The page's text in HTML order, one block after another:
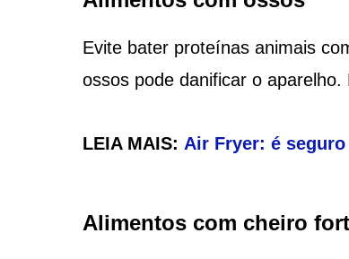
Evite bater proteínas animais
ossos pode danificar o
LEIA MAIS: Air Fryer: é
Alimentos com cheiro